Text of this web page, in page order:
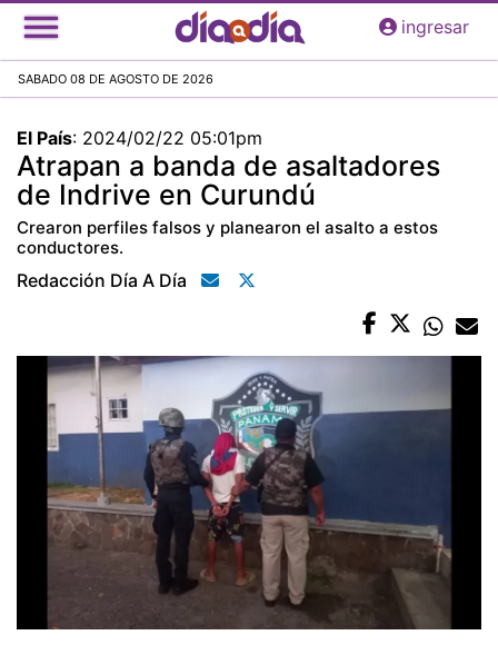
Pasar
al
principal
ingresar
SABADO 08 DE AGOSTO DE 2026
El País: 2024/02/22 05:01pm
Atrapan a banda de asaltadores
de Indrive en Curundú
Crearon perfiles falsos y planearon el asalto a estos
conductores.
Redacción Día A Día